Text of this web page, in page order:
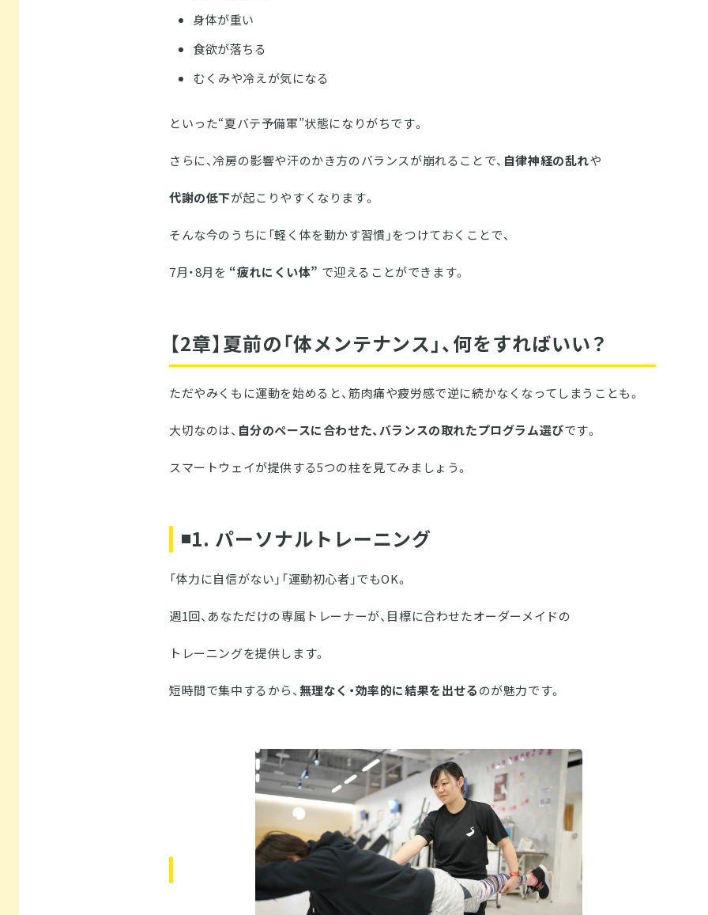
身体が重い
食欲が落ちる
むくみや冷えが気になる
といった“夏バテ予備軍”状態になりがちです。
さらに、冷房の影響や汗のかき方のバランスが崩れることで、 自律神経の乱れや
代謝の低下が起こりやすくなります。
そんな今のうちに「軽く体を動かす習慣」をつけておくことで、
7月・8月を “疲れにくい体” で迎えることができます。
【2章】夏前の「体メンテナンス」、何をすればいい？
ただやみくもに運動を始めると、筋肉痛や疲労感で逆に続かなくなってしまうことも。
大切なのは、 自分のペースに合わせた、バランスの取れたプログラム選びです。
スマートウェイが提供する5つの柱を見てみましょう。
◾️1. パーソナルトレーニング
「体力に自信がない」「運動初心者」でもOK。
週1回、あなただけの専属トレーナーが、目標に合わせたオーダーメイドの
トレーニングを提供します。
短時間で集中するから、 無理なく・効率的に結果を出せるのが魅力です。